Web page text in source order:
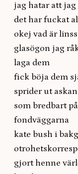
jag hatar att
det har fuckat
okej vad är
glasögon jag
laga dem
fick böja dem
sprider ut
som bredbart
fondväggarna
kate bush i
gjort henne